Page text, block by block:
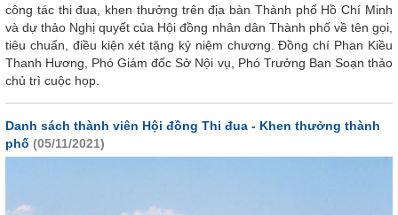
công tác thi đua, khen thưởng trên địa bàn Thành phố Hồ Chí Minh
và dự thảo Nghị quyết của Hội đồng nhân dân Thành phố về tên gọi,
tiêu chuẩn, điều kiện xét tặng kỷ niệm chương. Đồng chí Phan Kiều
Thanh Hương, Phó Giám đốc Sở Nội vụ, Phó Trưởng Ban Soạn thảo
chủ trì cuộc họp.
Danh sách thành viên Hội đồng Thi đua - Khen thưởng thành
phố (05/11/2021)